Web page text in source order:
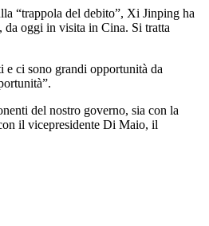
“trappola del debito”, Xi Jinping ha
da oggi in visita in Cina. Si tratta
ci sono grandi opportunità da
del nostro governo, sia con la
il vicepresidente Di Maio, il